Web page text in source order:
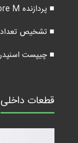
■ پردازنده Core M چیست ؟
■ تشخیص تعداد
■ چیپست
قطعات داخلی